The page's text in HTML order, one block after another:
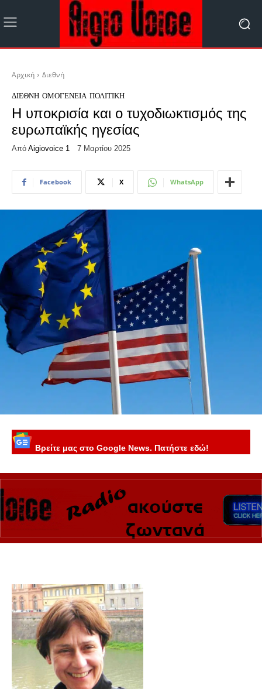
Αρχική Διεθνή
ΔΙΕΘΝΉ ΟΜΟΓΈΝΕΙΑ ΠΟΛΙΤΙΚΉ
Η υποκρισία και ο τυχοδιωκτισμός της
ευρωπαϊκής ηγεσίας
Από Aigiovoice 1 7 Μαρτίου 2025
Facebook X WhatsApp
Βρείτε μας στο Google News. Πατήστε εδώ!